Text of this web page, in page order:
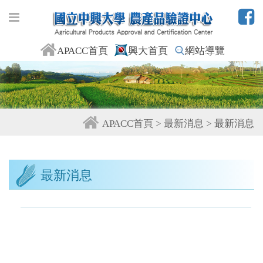
APACC首頁 興大首頁 網站導覽
APACC首頁 > 最新消息 > 最新消息
最新消息